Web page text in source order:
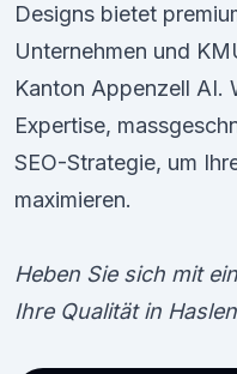
Designs bietet
Unternehmen und
Kanton Appenzell AI.
Expertise,
SEO-Strategie, um
maximieren.
Heben Sie sich mit
Ihre Qualität in